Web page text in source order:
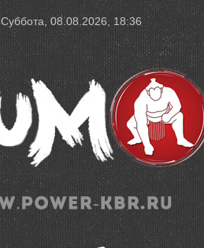
Суббота, 08.08.2026, 18:36